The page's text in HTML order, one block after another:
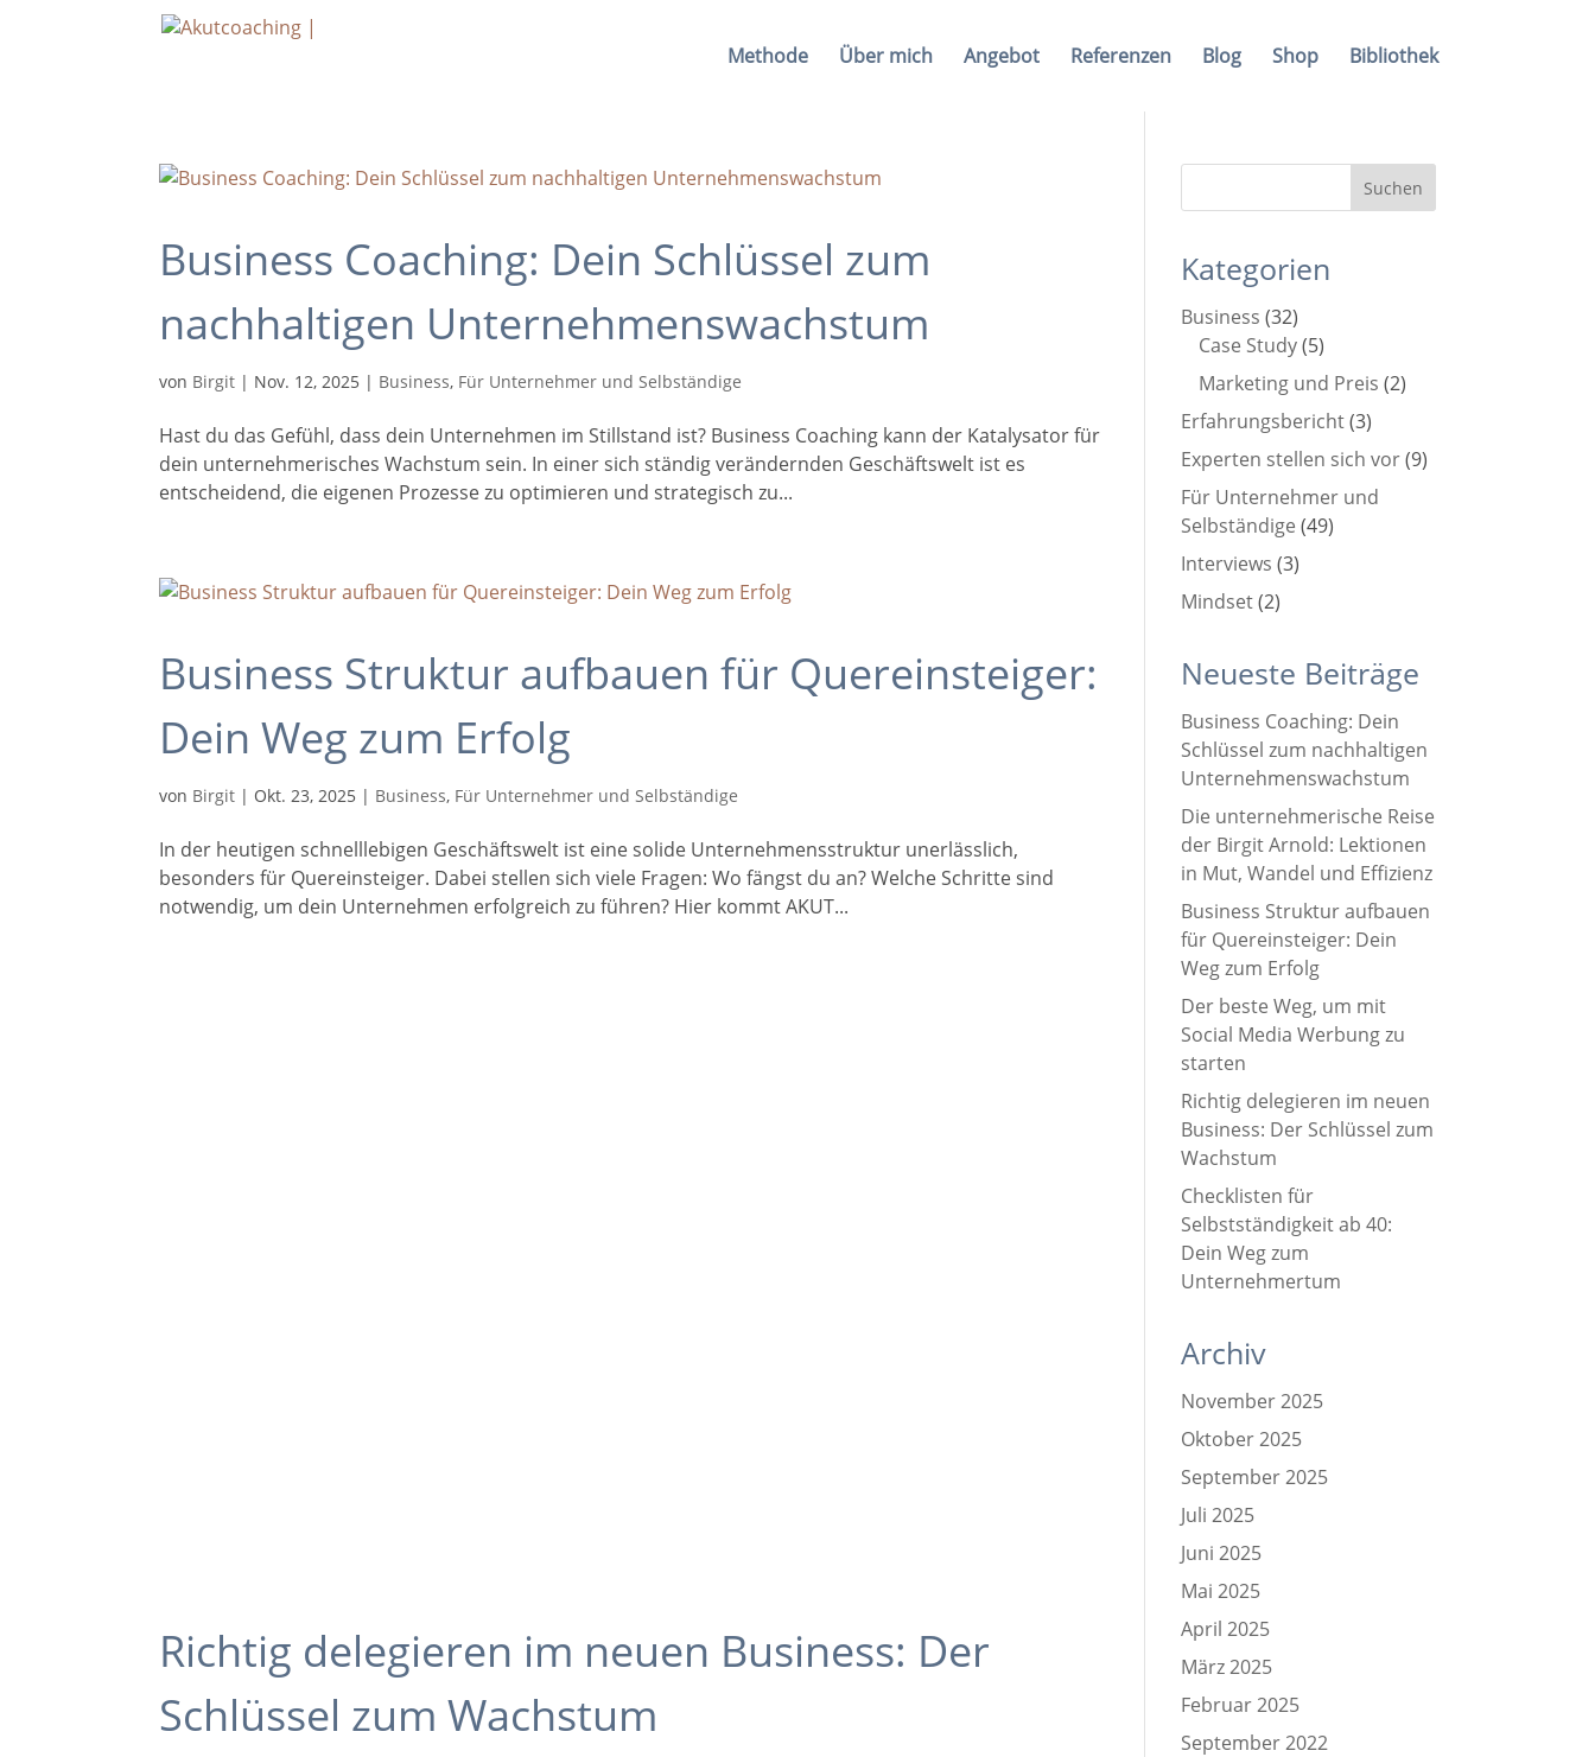
Methode Über mich Angebot Referenzen Blog Shop Bibliothek
Business Coaching: Dein Schlüssel zum
nachhaltigen Unternehmenswachstum
von Birgit | Nov. 12, 2025 | Business, Für Unternehmer und Selbständige
Hast du das Gefühl, dass dein Unternehmen im Stillstand ist? Business Coaching kann der Katalysator für
dein unternehmerisches Wachstum sein. In einer sich ständig verändernden Geschäftswelt ist es
entscheidend, die eigenen Prozesse zu optimieren und strategisch zu...
Business Struktur aufbauen für Quereinsteiger:
Dein Weg zum Erfolg
von Birgit | Okt. 23, 2025 | Business, Für Unternehmer und Selbständige
In der heutigen schnelllebigen Geschäftswelt ist eine solide Unternehmensstruktur unerlässlich,
besonders für Quereinsteiger. Dabei stellen sich viele Fragen: Wo fängst du an? Welche Schritte sind
notwendig, um dein Unternehmen erfolgreich zu führen? Hier kommt AKUT...
Richtig delegieren im neuen Business: Der
Schlüssel zum Wachstum
Kategorien
Business (32)
Case Study(5)
Marketing und Preis (2)
Erfahrungsbericht(3)
Experten stellen sich vor(9)
Für Unternehmer und
Selbständige (49)
Interviews (3)
Mindset(2)
Neueste Beiträge
Business Coaching: Dein
Schlüssel zum nachhaltigen
Unternehmenswachstum
Die unternehmerische Reise
der Birgit Arnold: Lektionen
in Mut, Wandel und Effizienz
Business Struktur aufbauen
für Quereinsteiger: Dein
Weg zum Erfolg
Der beste Weg, um mit
Social Media Werbung zu
starten
Richtig delegieren im neuen
Business: Der Schlüssel zum
Wachstum
Checklisten für
Selbstständigkeit ab 40:
Dein Weg zum
Unternehmertum
Archiv
November 2025
Oktober 2025
September 2025
Juli 2025
Juni 2025
Mai 2025
April 2025
März 2025
Februar 2025
September 2022